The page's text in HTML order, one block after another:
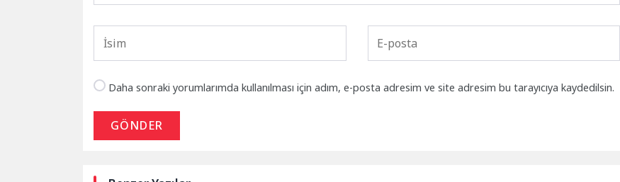
Daha sonraki yorumlarımda kullanılması için adım, e-posta adresim ve site adresim bu tarayıcıya kaydedilsin.
GÖNDER